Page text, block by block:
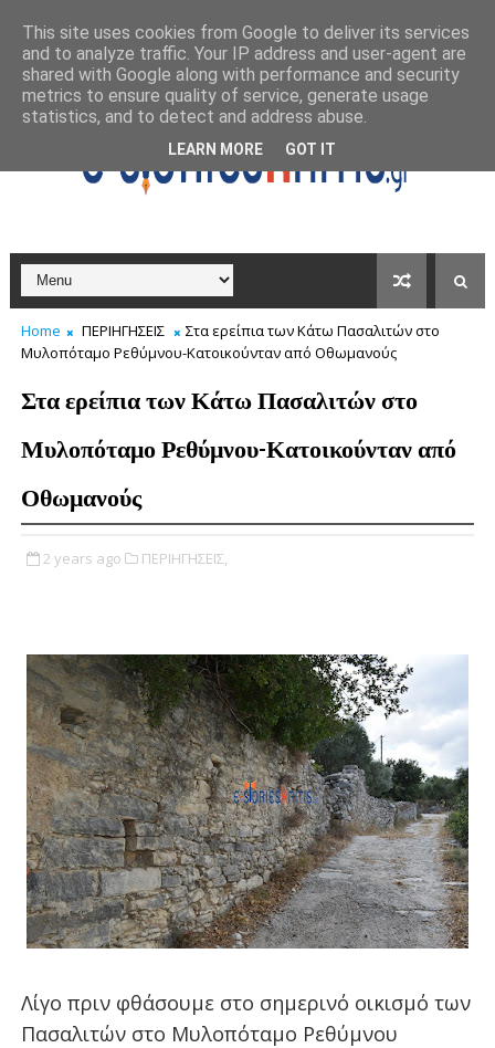
Home ΠΕΡΙΗΓΗΣΕΙΣ
Στα ερείπια των Κάτω Πασαλιτών στο
Μυλοπόταμο Ρεθύμνου-Κατοικούνταν από Οθωμανούς
Στα ερείπια των Κάτω Πασαλιτών στο
Μυλοπόταμο Ρεθύμνου-Κατοικούνταν από
Οθωμανούς
2 years ago ΠΕΡΙΗΓΗΣΕΙΣ,
Λίγο πριν φθάσουμε στο σημερινό οικισμό των
Πασαλιτών στο Μυλοπόταμο Ρεθύμνου
This site uses cookies from Google to deliver its services
and to analyze traffic. Your IP address and user-agent are
shared with Google along with performance and security
metrics to ensure quality of service, generate usage
statistics, and to detect and address abuse.
LEARN MORE GOT IT